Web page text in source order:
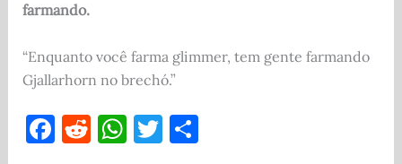
farmando.
“Enquanto você farma glimmer, tem gente farmando
Gjallarhorn no brechó.”
F R WT S